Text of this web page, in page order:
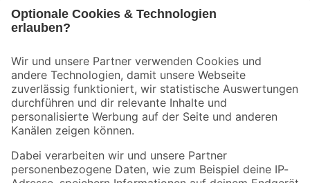
Der toom Newsletter: Keine Angebote und Aktionen mehr verpassen!
Zur Newsletter Anmeldung
Folge uns